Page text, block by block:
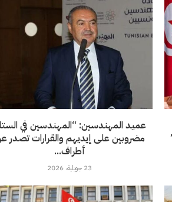
عميد المهندسين: “المهندسين في
مضروبين على إيديهم والقرارات تصدر
أطراف...
23 جويلية، 2026